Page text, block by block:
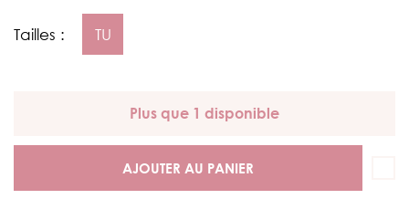
Tailles : TU
Plus que 1 disponible
AJOUTER AU PANIER